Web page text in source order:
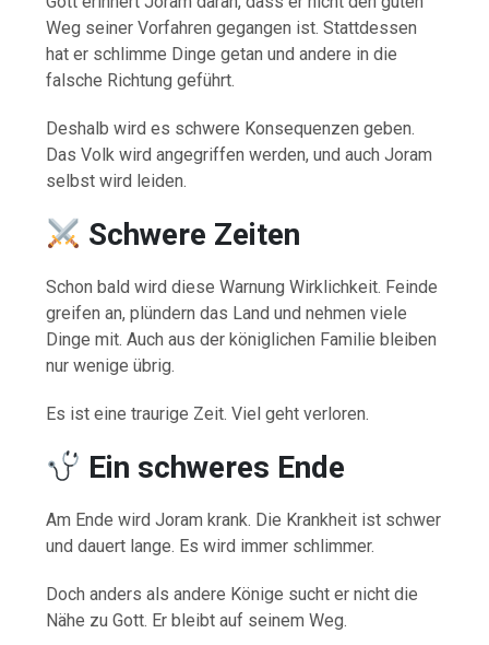
Weg seiner Vorfahren gegangen ist. Stattdessen
hat er schlimme Dinge getan und andere in die
falsche Richtung geführt.
Deshalb wird es schwere Konsequenzen geben.
Das Volk wird angegriffen werden, und auch Joram
selbst wird leiden.
Schwere Zeiten
Schon bald wird diese Warnung Wirklichkeit. Feinde
greifen an, plündern das Land und nehmen viele
Dinge mit. Auch aus der königlichen Familie bleiben
nur wenige übrig.
Es ist eine traurige Zeit. Viel geht verloren.
Ein schweres Ende
Am Ende wird Joram krank. Die Krankheit ist schwer
und dauert lange. Es wird immer schlimmer.
Doch anders als andere Könige sucht er nicht die
Nähe zu Gott. Er bleibt auf seinem Weg.